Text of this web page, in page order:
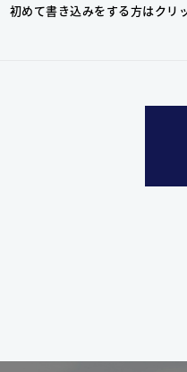
初めて書き込みをする方はクリ